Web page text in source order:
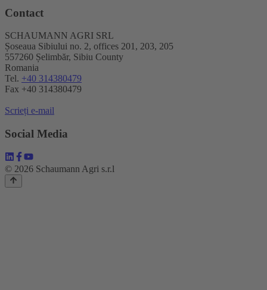
Contact
SCHAUMANN AGRI SRL
Șoseaua Sibiului no. 2, offices 201, 203, 205
557260 Șelimbăr, Sibiu County
Romania
Tel. +40 314380479
Fax +40 314380479
Scrieți e-mail
Social Media
© 2026 Schaumann Agri s.r.l